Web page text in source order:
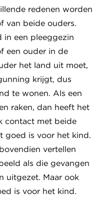
redenen worden
van beide ouders.
in een pleeggezin
een ouder in de
het land uit moet,
krijgt, dus
te wonen. Als een
raken, dan heeft het
contact met beide
goed is voor het kind.
vertellen
als die gevangen
uitgezet. Maar ook
is voor het kind.